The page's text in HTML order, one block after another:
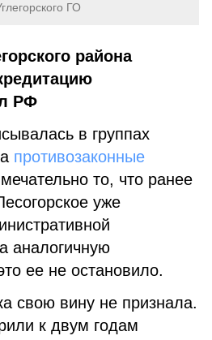
ГО
района
РФ
в группах
противозаконные
то, что ранее
уже
аналогичную
ее не остановило.
свою вину не признала.
к двум годам